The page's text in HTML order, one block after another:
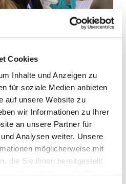
Cookies
Inhalte und Anzeigen zu
für soziale Medien anbieten
auf unsere Website zu
wir Informationen zu Ihrer
an unsere Partner für
Analysen weiter. Unsere
möglicherweise mit
die Sie ihnen bereitgestellt